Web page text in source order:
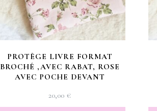
PROTÈGE LIVRE FORMAT
BROCHÉ ,AVEC RABAT, ROSE
AVEC POCHE DEVANT
20,00 €